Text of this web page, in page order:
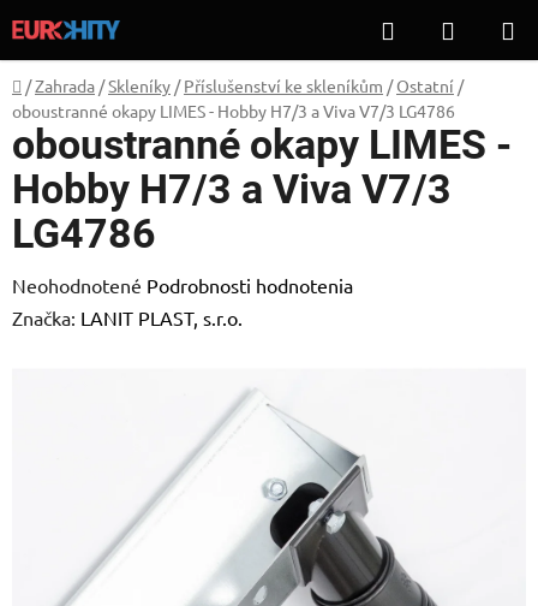
na
obsah
Hľadať
KOŠÍK
Domov
/Zahrada /Skleníky / Příslušenství ke skleníkům / Ostatní /
oboustranné okapy LIMES - Hobby H7/3 a Viva V7/3 LG4786
oboustranné okapy LIMES -
Hobby H7/3 a Viva V7/3
LG4786
Priemerné
hodnotenie
Neohodnotené Podrobnosti hodnotenia
Značka: LANIT PLAST, s.r.o.